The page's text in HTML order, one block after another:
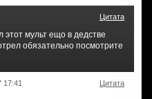
Цитата
этот мульт ещо в дедстве
обязательно посмотрите
17:41 Цитата